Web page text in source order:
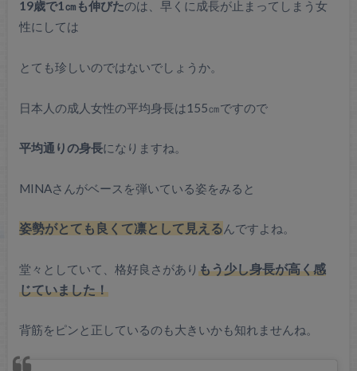
19歳で1㎝も伸びたのは、早くに成長が止まってしまう女
性にしては
とても珍しいのではないでしょうか。
日本人の成人女性の平均身長は155㎝ですので
平均通りの身長になりますね。
MINAさんがベースを弾いている姿をみると
姿勢がとても良くて凛として見えるんですよね。
堂々としていて、格好良さがあり もう少し身長が高く感
じていました！
背筋をピンと正しているのも大きいかも知れませんね。